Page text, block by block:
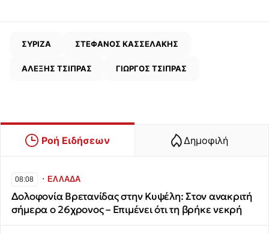
ΣΥΡΙΖΑ ΣΤΕΦΑΝΟΣ ΚΑΣΣΕΛΑΚΗΣ
ΑΛΕΞΗΣ ΤΣΙΠΡΑΣ ΓΙΩΡΓΟΣ ΤΣΙΠΡΑΣ
Ροή Ειδήσεων Δημοφιλή
08:08 ∙ΕΛΛΑΔΑ
Δολοφονία Βρετανίδας στην Κυψέλη: Στον ανακριτή
σήμερα ο 26χρονος – Επιμένει ότι τη βρήκε νεκρή